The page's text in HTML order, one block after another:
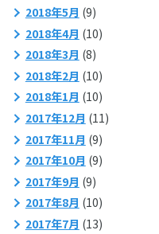
2018年5月 (9)
2018年4月 (10)
2018年3月 (8)
2018年2月 (10)
2018年1月 (10)
2017年12月 (11)
2017年11月 (9)
2017年10月 (9)
2017年9月 (9)
2017年8月 (10)
2017年7月 (13)